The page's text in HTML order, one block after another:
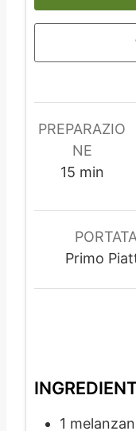
PREPARAZIO
NE
15m
n
u
t
min
Primo
1